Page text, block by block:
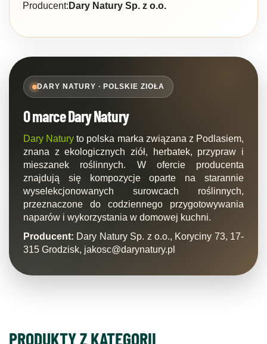
Producent: Dary Natury Sp. z o.o.
DARY NATURY · POLSKIE ZIOŁA
O marce Dary Natury
Dary Natury to polska marka związana z Podlasiem,
znana z ekologicznych ziół, herbatek, przypraw i
mieszanek roślinnych. W ofercie producenta
znajdują się kompozycje oparte na starannie
wyselekcjonowanych surowcach roślinnych,
przeznaczone do codziennego przygotowywania
naparów i wykorzystania w domowej kuchni.
Producent: Dary Natury Sp. z o.o., Koryciny 73, 17-
315 Grodzisk, jakosc@darynatury.pl
PRODUKTY Z KATEGORII